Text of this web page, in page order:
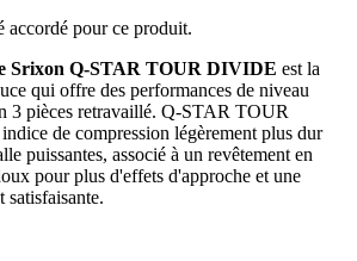
pour ce produit.
Srixon Q-STAR TOUR DIVIDE est la
qui offre des performances de niveau
3 pièces retravaillé. Q-STAR TOUR
de compression légèrement plus dur
puissantes, associé à un revêtement en
pour plus d'effets d'approche et une
satisfaisante.